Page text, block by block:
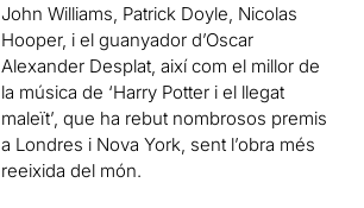
John Williams, Patrick Doyle, Nicolas
Hooper, i el guanyador d’Oscar
Alexander Desplat, així com el millor de
la música de ‘Harry Potter i el llegat
maleït’, que ha rebut nombrosos premis
a Londres i Nova York, sent l’obra més
reeixida del món.